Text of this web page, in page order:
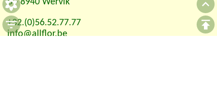
B - 8940 Wervik
+32.(0)56.52.77.77
info@allflor.be